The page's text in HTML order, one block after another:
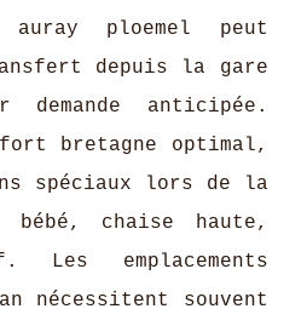
auray ploemel peut
depuis la gare
anticipée.
bretagne optimal,
spéciaux lors de la
chaise haute,
Les emplacements
nécessitent souvent